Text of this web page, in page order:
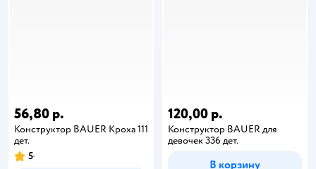
56,80 р.
Конструктор BAUER Кроха 111
дет.
5
120,00 р.
Конструктор BAUER для
девочек 336 дет.
В корзину